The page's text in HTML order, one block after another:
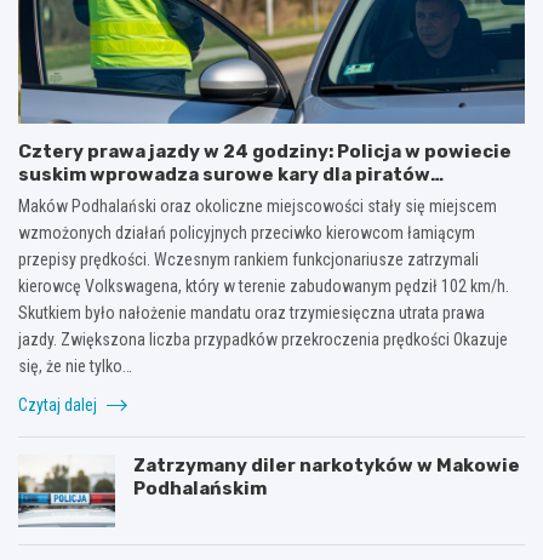
Cztery prawa jazdy w 24 godziny: Policja w powiecie
suskim wprowadza surowe kary dla piratów
drogowych!
Maków Podhalański oraz okoliczne miejscowości stały się miejscem
wzmożonych działań policyjnych przeciwko kierowcom łamiącym
przepisy prędkości. Wczesnym rankiem funkcjonariusze zatrzymali
kierowcę Volkswagena, który w terenie zabudowanym pędził 102 km/h.
Skutkiem było nałożenie mandatu oraz trzymiesięczna utrata prawa
jazdy. Zwiększona liczba przypadków przekroczenia prędkości Okazuje
się, że nie tylko…
Czytaj dalej
Zatrzymany diler narkotyków w Makowie
Podhalańskim